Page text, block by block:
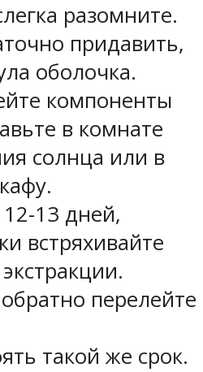
разомните.
придавить,
оболочка.
компоненты
в комнате
солнца или в
12-13 дней,
встряхивайте
перелейте
такой же срок.